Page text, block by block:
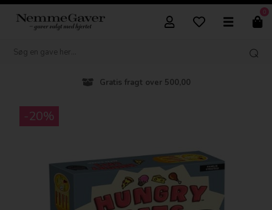
0
Gratis fragt over 500,00
-20%